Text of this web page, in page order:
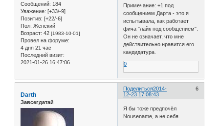
Сообщений: 184
Уважение: [+33/-9]
Позитив: [+22/-6]
Пол: Женский
Возраст: 42 [1983-10-01]
Провел на форуме:
4 дня 21 час
Последний визит:
2021-01-26 16:47:06
Примечание: +1 под
сообщением Дарта - это я
испытывала, как работает
фича "лайк под сообщением".
Он не означает, что мне
действительно нравится его
кандидатура.
0
Поделиться 6
2014-
12-23 17:08:43
Darth
Завсегдатай
Я бы тоже предпочёл
Nousename, а не себя.